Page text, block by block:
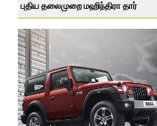
புதிய தலைமுறை மஹிந்திரா தார்